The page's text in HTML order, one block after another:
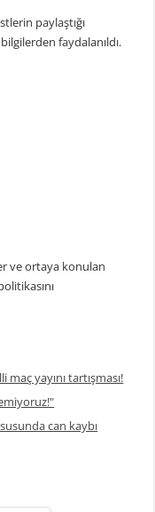
paylaştığı
faydalanıldı.
ve ortaya konulan
maç yayını tartışması!
can kaybı